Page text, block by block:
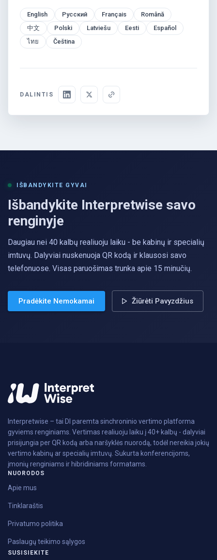
English Русский Français
Română
中文
Polski Latviešu Eesti
Español
ไทย
Čeština
DALINTIS
IŠBANDYKITE GYVAI
Išbandykite Interpretwise savo
renginyje
Daugiau nei 40 kalbų realiuoju laiku - be kabinų ir specialių
imtuvų. Dalyviai nuskenuoja QR kodą ir klausosi savo
telefonuose. Visas paruošimas trunka apie 15 minučių.
Pradėkite Nemokamai Žiūrėti Pavyzdžius
Interpretwise – tai DI paremta sinchroninio vertimo platforma
gyviems renginiams. Vertimas realiuoju laiku į 40+ kalbų - dalyviai
prisijungia per QR kodą arba naršyklės nuorodą, todėl nereikia jokių
vertimo kabinų ar specialių imtuvų. Sukurta konferencijoms,
įmonių renginiams ir hibridiniams formatams.
NUORODOS
Apie mus
Tinklaraštis
Privatumo politika
Paslaugų teikimo sąlygos
SUSISIEKITE